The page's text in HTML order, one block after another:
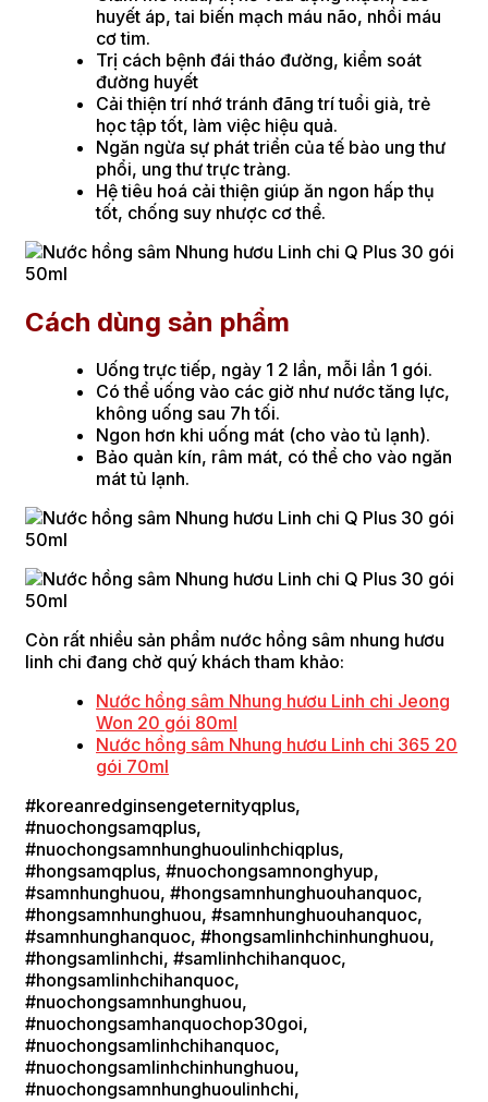
huyết áp, tai biến mạch máu não, nhồi máu
cơ tim.
Trị cách bệnh đái tháo đường, kiểm soát
đường huyết
Cải thiện trí nhớ tránh đãng trí tuổi già, trẻ
học tập tốt, làm việc hiệu quả.
Ngăn ngừa sự phát triển của tế bào ung thư
phổi, ung thư trực tràng.
Hệ tiêu hoá cải thiện giúp ăn ngon hấp thụ
tốt, chống suy nhược cơ thể.
Cách dùng sản phẩm
Uống trực tiếp, ngày 1 2 lần, mỗi lần 1 gói.
Có thể uống vào các giờ như nước tăng lực,
không uống sau 7h tối.
Ngon hơn khi uống mát (cho vào tủ lạnh).
Bảo quản kín, râm mát, có thể cho vào ngăn
mát tủ lạnh.
Còn rất nhiều sản phẩm nước hồng sâm nhung hươu
linh chi đang chờ quý khách tham khảo:
Nước hồng sâm Nhung hươu Linh chi Jeong
Won 20 gói 80ml
Nước hồng sâm Nhung hươu Linh chi 365 20
gói 70ml
#koreanredginsengeternityqplus,
#nuochongsamqplus,
#nuochongsamnhunghuoulinhchiqplus,
#hongsamqplus, #nuochongsamnonghyup,
#samnhunghuou, #hongsamnhunghuouhanquoc,
#hongsamnhunghuou, #samnhunghuouhanquoc,
#samnhunghanquoc, #hongsamlinhchinhunghuou,
#hongsamlinhchi, #samlinhchihanquoc,
#hongsamlinhchihanquoc,
#nuochongsamnhunghuou,
#nuochongsamhanquochop30goi,
#nuochongsamlinhchihanquoc,
#nuochongsamlinhchinhunghuou,
#nuochongsamnhunghuoulinhchi,